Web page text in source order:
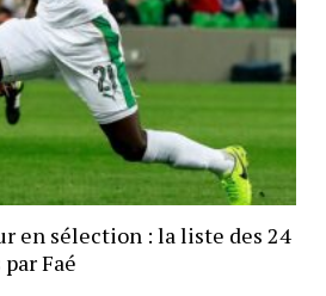
en sélection : la liste des 24
Faé